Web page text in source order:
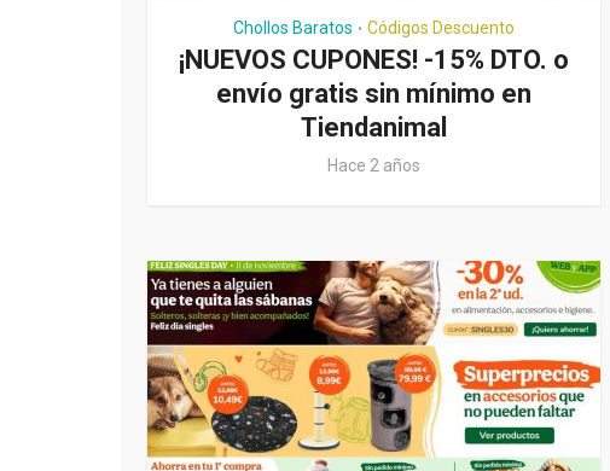
Chollos Baratos • Códigos Descuento
¡NUEVOS CUPONES! -15% DTO. o
envío gratis sin mínimo en
Tiendanimal
Hace 2 años